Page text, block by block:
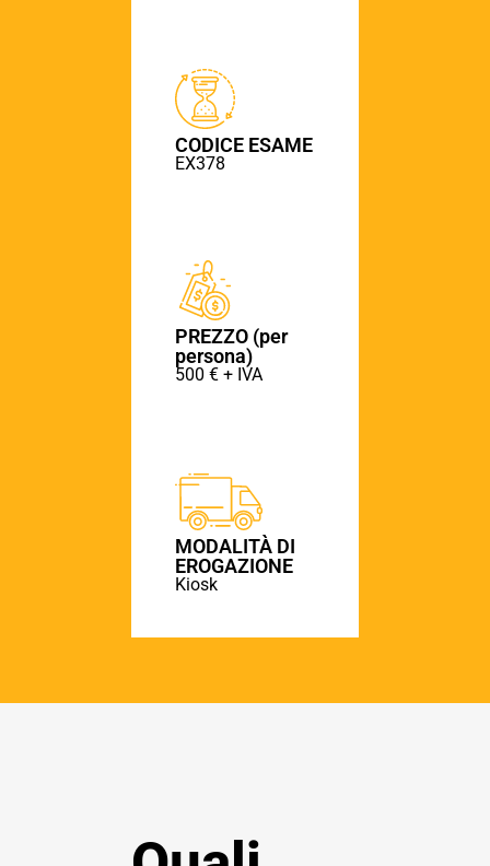
CODICE ESAME
EX378
PREZZO (per
persona)
500 € + IVA
MODALITÀ DI
EROGAZIONE
Kiosk